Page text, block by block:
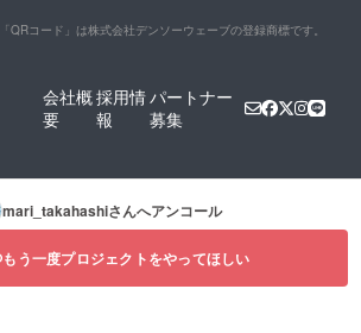
「QRコード」は株式会社デンソーウェーブの登録商標です。
会社概
要
採用情
報
パートナー
募集
mari_takahashiさんへアンコール
もう一度プロジェクトをやってほしい